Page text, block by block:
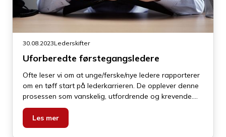
30.08.2023Lederskifter
Uforberedte førstegangsledere
Ofte leser vi om at unge/ferske/nye ledere rapporterer
om en tøff start på lederkarrieren. De opplever denne
prosessen som vanskelig, utfordrende og krevende.
Eller mer presist: mer vanskelig, utfordrende og
krevende enn antatt. Kjernespørsmålet blir hva det var
de bygde disse antagelsene på.
Les mer